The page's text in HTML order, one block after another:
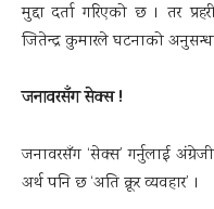
मुद्दा दर्ता गरिएको छ । तर
जितेन्द्र कुमारले घटनाको
जनावरसँग सेक्स !
जनावरसँग ‘सेक्स’ गर्नुलाई
अर्थ पनि छ ‘अति क्रूर व्यवहार’ ।